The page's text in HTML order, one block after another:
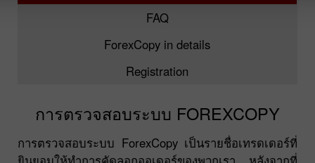
FAQ
ForexCopy in details
Registration
การตรวจสอบระบบ FOREXCOPY
การตรวจสอบระบบ ForexCopy เป็นรายชื่อเทรดเดอร์ที่